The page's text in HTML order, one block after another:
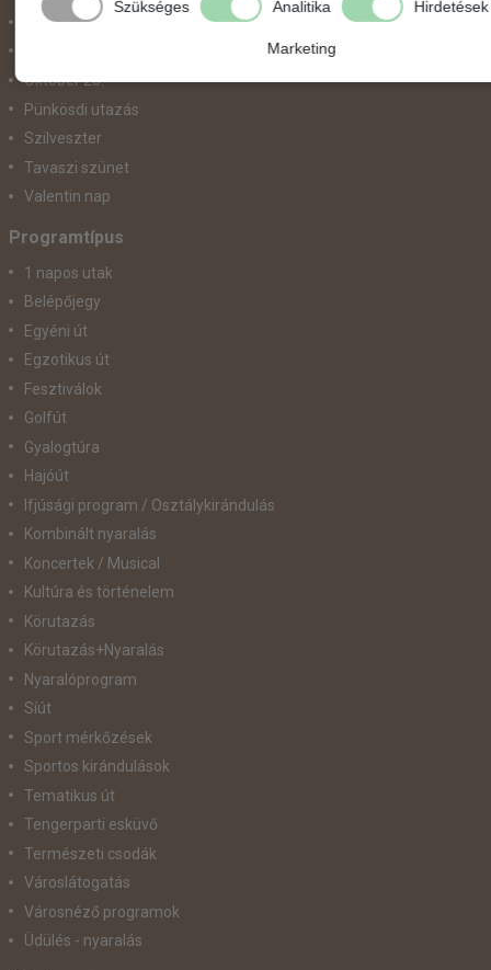
Nőnap
Október 23.
Pünkösdi utazás
Szilveszter
Tavaszi szünet
Valentin nap
Programtípus
1 napos utak
Belépőjegy
Egyéni út
Egzotikus út
Fesztiválok
Golfút
Gyalogtúra
Hajóút
Ifjúsági program / Osztálykirándulás
Kombinált nyaralás
Koncertek / Musical
Kultúra és történelem
Körutazás
Körutazás+Nyaralás
Nyaralóprogram
Síút
Sport mérkőzések
Sportos kirándulások
Tematikus út
Tengerparti esküvő
Természeti csodák
Városlátogatás
Városnéző programok
Üdülés - nyaralás
Szükséges Analitika Hirdetések
Marketing